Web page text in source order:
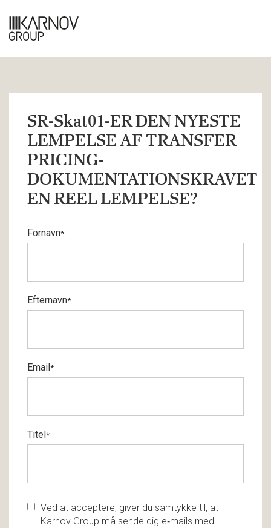
SR-Skat01-ER DEN NYESTE
LEMPELSE AF TRANSFER
PRICING-
DOKUMENTATIONSKRAVET
EN REEL LEMPELSE?
Fornavn*
Efternavn*
Email*
Titel*
Ved at acceptere, giver du samtykke til, at
Karnov Group må sende dig e‑mails med